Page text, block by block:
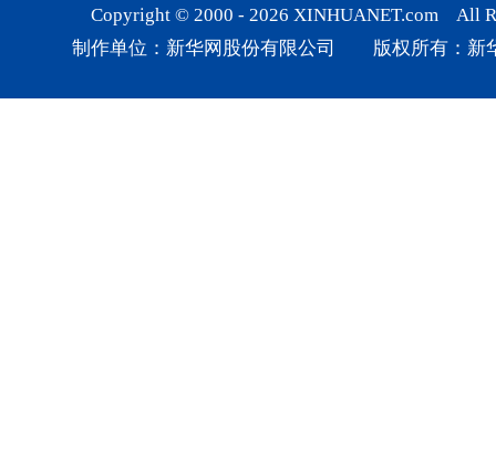
Copyright © 2000 - 2026 XINHUANET.com All
制作单位：新华网股份有限公司 版权所有：新